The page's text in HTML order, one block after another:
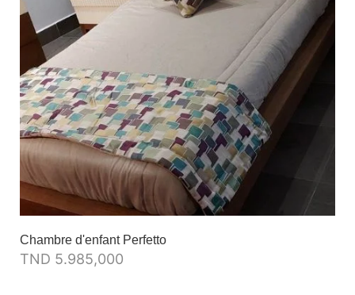
Chambre d'enfant Perfetto
TND 5.985,000